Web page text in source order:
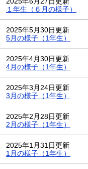
１年生（６月の様子）
2025年5月30日更新
5月の様子（1年生）
2025年4月30日更新
4月の様子（1年生）
2025年3月24日更新
3月の様子（1年生）
2025年2月28日更新
2月の様子（1年生）
2025年1月31日更新
1月の様子（1年生）